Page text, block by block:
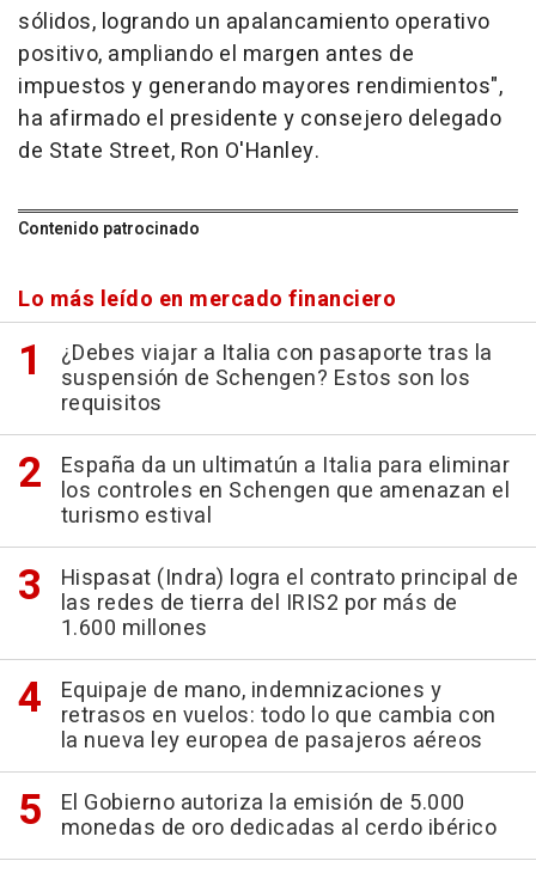
sólidos, logrando un apalancamiento operativo
positivo, ampliando el margen antes de
impuestos y generando mayores rendimientos",
ha afirmado el presidente y consejero delegado
de State Street, Ron O'Hanley.
Contenido patrocinado
Lo más leído en mercado financiero
¿Debes viajar a Italia con pasaporte tras la
suspensión de Schengen? Estos son los
requisitos
España da un ultimatún a Italia para eliminar
los controles en Schengen que amenazan el
turismo estival
Hispasat (Indra) logra el contrato principal de
las redes de tierra del IRIS2 por más de
1.600 millones
Equipaje de mano, indemnizaciones y
retrasos en vuelos: todo lo que cambia con
la nueva ley europea de pasajeros aéreos
El Gobierno autoriza la emisión de 5.000
monedas de oro dedicadas al cerdo ibérico